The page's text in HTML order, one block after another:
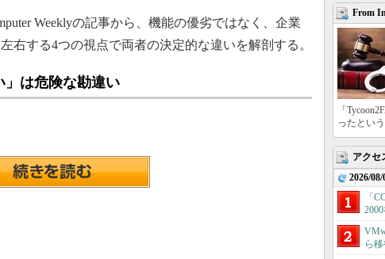
Weeklyの記事から、機能の優劣ではなく、企業
右する4つの視点で両者の決定的な違いを解剖する。
」は危険な勘違い
From
「
ったとい
アクセ
2026/
「
ら